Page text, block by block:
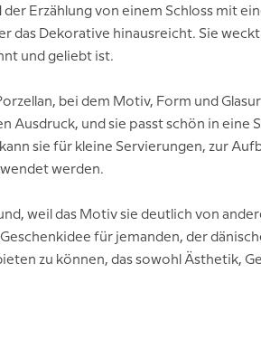
Erzählung von einem Schloss mit
das Dekorative hinausreicht. Sie
und geliebt ist.
bei dem Motiv, Form und
und sie passt schön in eine
sie für kleine Servierungen, zur
werden.
weil das Motiv sie deutlich von
für jemanden, der
zu können, das sowohl Ästhetik,